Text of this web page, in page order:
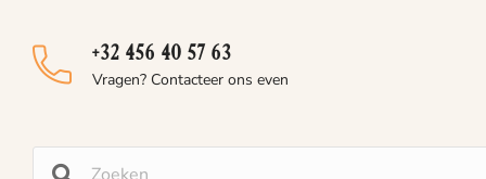
+32 456 40 57 63
Vragen? Contacteer ons even